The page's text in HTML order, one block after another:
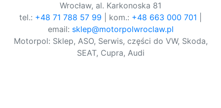
Wrocław, al. Karkonoska 81
tel.: +48 71 788 57 99 | kom.: +48 663 000 701
email: sklep@motorpolwroclaw.pl
Motorpol: Sklep, ASO, Serwis, części do VW, Skoda,
SEAT, Cupra, Audi